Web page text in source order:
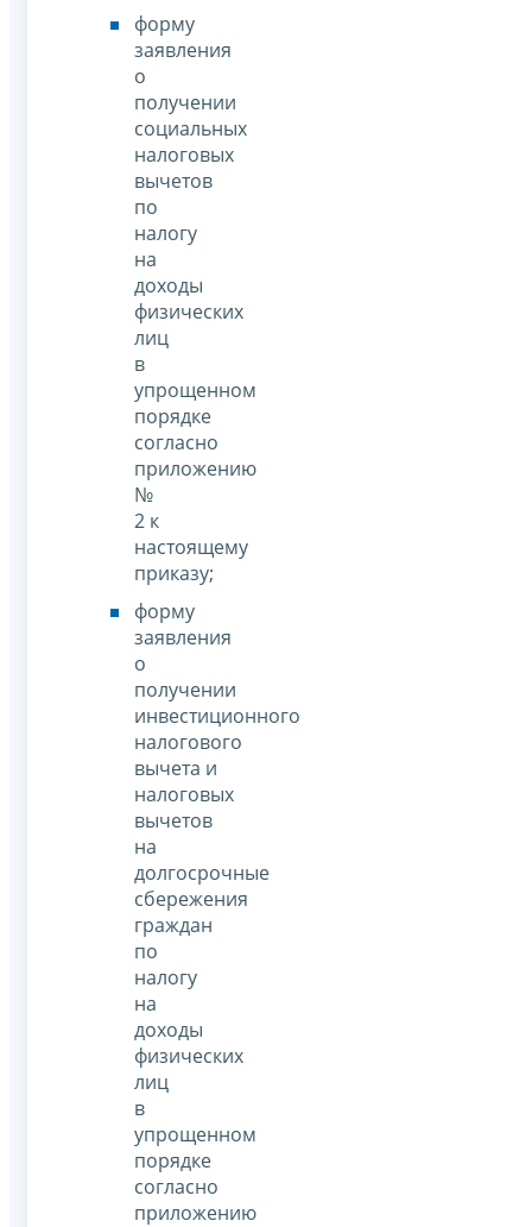
форму
заявления
о
получении
социальных
налоговых
вычетов
по
налогу
на
доходы
физических
лиц
в
упрощенном
порядке
согласно
приложению
№
2 к
настоящему
приказу;
форму
заявления
о
получении
инвестиционного
налогового
вычета и
налоговых
вычетов
на
долгосрочные
сбережения
граждан
по
налогу
на
доходы
физических
лиц
в
упрощенном
порядке
согласно
приложению